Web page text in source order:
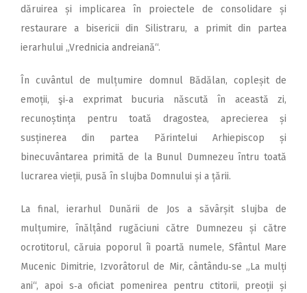
dăruirea și implicarea în proiectele de consolidare și
restaurare a bisericii din Silistraru, a primit din partea
ierarhului „Vrednicia andreiană“.
În cuvântul de mulțumire domnul Bădălan, copleșit de
emoții, şi‑a exprimat bucuria născută în această zi,
recunoștința pentru toată dragostea, aprecierea și
susținerea din partea Părintelui Arhiepis­cop și
binecuvântarea primită de la Bunul Dumnezeu întru toată
lucrarea vieții, pusă în slujba Domnului și a țării.
La final, ierarhul Dunării de Jos a săvârșit slujba de
mulțumire, înălțând rugăciuni către Dumnezeu și către
ocrotitorul, căruia poporul îi poartă numele, Sfântul Mare
Mucenic Dimitrie, Izvorâtorul de Mir, cântându‑se „La mulți
ani“, apoi s‑a oficiat pomenirea pentru ctitorii, preoții și